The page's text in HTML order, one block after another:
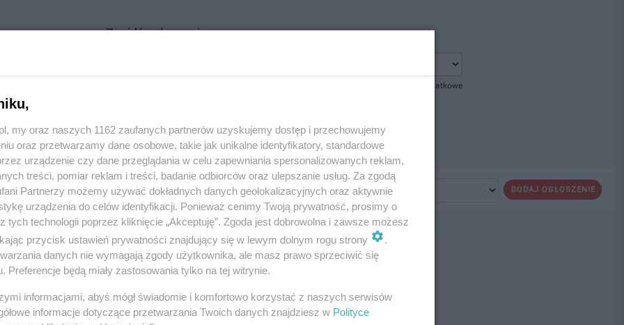
Znajdź ogłoszenie
pokaż opcje dodatkowe
DODAJ OGŁOSZENIE
ogłoszenie nie istnieje lub nie jest jeszcze aktywne!
my oraz naszych 1162 zaufanych partnerów uzyskujemy dostęp i przechowujemy
oraz przetwarzamy dane osobowe, takie jak unikalne identyfikatory, standardowe
urządzenie czy dane przeglądania w celu zapewniania spersonalizowanych reklam,
treści, pomiar reklam i treści, badanie odbiorców oraz ulepszanie usług. Za zgodą
Partnerzy możemy używać dokładnych danych geolokalizacyjnych oraz aktywnie
urządzenia do celów identyfikacji. Ponieważ cenimy Twoją prywatność, prosimy o
tych technologii poprzez kliknięcie „Akceptuję”. Zgoda jest dobrowolna i zawsze możesz
przycisk ustawień prywatności znajdujący się w lewym dolnym rogu strony
danych nie wymagają zgody użytkownika, ale masz prawo sprzeciwić się
Preferencje będą miały zastosowania tylko na tej witrynie.
informacjami, abyś mógł świadomie i komfortowo korzystać z naszych serwisów
informacje dotyczące przetwarzania Twoich danych znajdziesz w Polityce